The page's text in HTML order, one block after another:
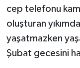
cep telefonu
oluşturan
yaşatmazken
Şubat gecesini